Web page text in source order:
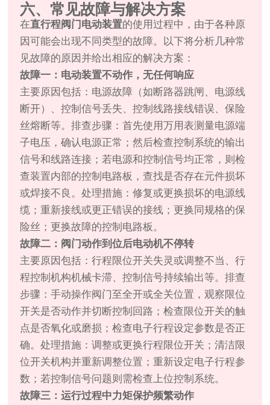
六、常见故障与解决方案
在直行程阀门电动装置的使用过程中，由于各种原
因可能会出现不同类型的故障。以下将分析几种常
见故障的原因并给出相应的解决方案：
故障一：电动装置不动作，无任何响应
主要原因包括：电源故障（如断路器跳闸、电源线
断开）、控制信号丢失、控制线路接线错误、保险
丝熔断等。排查步骤：首先使用万用表测量电源端
子电压，确认电源正常；然后检查控制系统的输出
信号和线路连接；若电源和控制信号均正常，则检
查装置内部的控制电路板，查找是否存在元件损坏
或焊接不良。处理措施：修复或更换损坏的电源线
缆；重新接线或更正错误的接线；更换同规格的保
险丝；更换故障的控制电路板。
故障二：阀门动作到位后电动机不停转
主要原因包括：行程限位开关失灵或调整不当、行
程控制机构机械卡滞、控制信号持续输出等。排查
步骤：手动操作阀门至全开或全关位置，观察限位
开关是否动作并切断控制回路；检查限位开关的触
点是否氧化或磨损；检查电子行程设定参数是否正
确。处理措施：调整或更换行程限位开关；清洁限
位开关机构并重新调整位置；重新设定电子行程参
数；若控制信号问题则需检查上位控制系统。
故障三：运行过程中力矩保护频繁动作